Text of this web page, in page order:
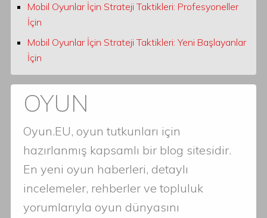
Mobil Oyunlar İçin Strateji Taktikleri: Profesyoneller
İçin
Mobil Oyunlar İçin Strateji Taktikleri: Yeni Başlayanlar
İçin
OYUN
Oyun.EU, oyun tutkunları için
hazırlanmış kapsamlı bir blog sitesidir.
En yeni oyun haberleri, detaylı
incelemeler, rehberler ve topluluk
yorumlarıyla oyun dünyasını